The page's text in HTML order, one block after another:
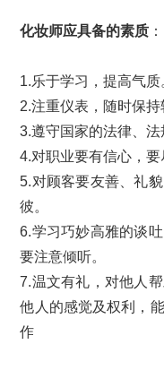
化妆师应具备的素质 ：
1.乐于学习，提高气质
2.注重仪表，随时保持
3.遵守国家的法律、法
4.对职业要有信心，要
5.对顾客要友善、礼
彼。
6.学习巧妙高雅的谈
要注意倾听。
7.温文有礼，对他人
他人的感觉及权利，
作